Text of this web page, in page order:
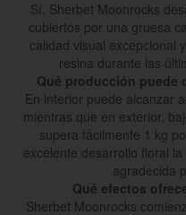
Sí. Sherbet Moonrocks
cubiertos por una gruesa
calidad visual excepcional
resina durante las
Qué producción puede
En interior puede alcanzar
mientras que en exterior,
supera fácilmente 1 kg
excelente desarrollo floral
agradecida
Qué efectos
Sherbet Moonrocks